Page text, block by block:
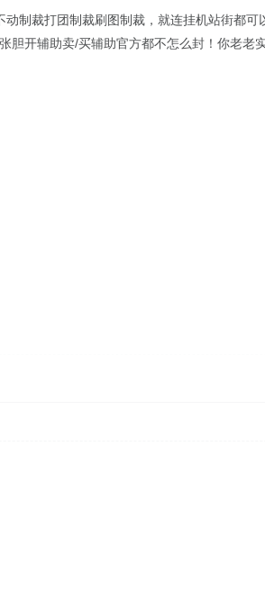
制裁打团制裁刷图制裁，就连挂机站街都
胆开辅助卖/买辅助官方都不怎么封！你老老